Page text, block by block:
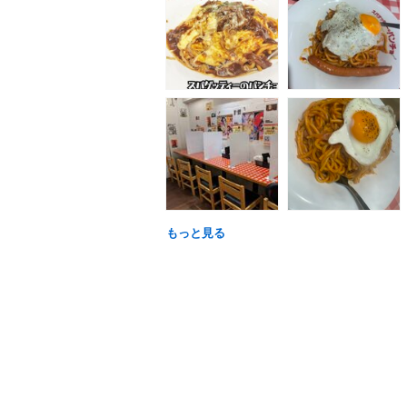
もっと見る